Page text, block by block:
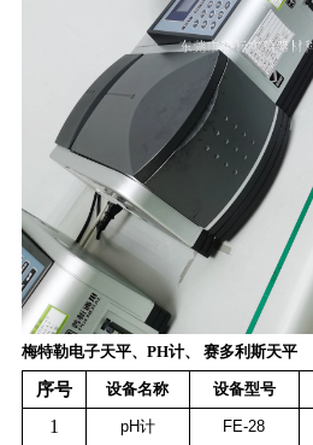
梅特勒电子天平、PH计、 赛多利斯天平
序号 设备名称 设备型号
1 pH计 FE-28